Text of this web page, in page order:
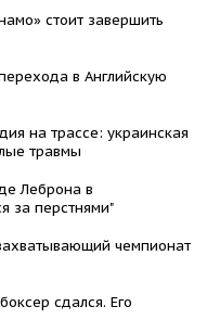
стоит завершить
в Английскую
на трассе: украинская
травмы
Леброна в
за перстнями"
чемпионат
сдался. Его